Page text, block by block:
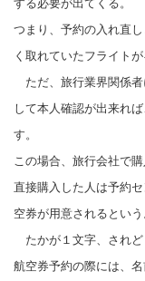
する必要が出てくる。
つまり、予約の入れ直
く取れていたフライト
ただ、旅行業界関係者
して本人確認が出来れ
す。
この場合、旅行会社で
直接購入した人は予約セ
空券が用意されるという
たかが１文字、されど
航空券予約の際には、